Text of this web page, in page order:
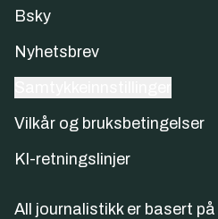
Bsky
Nyhetsbrev
Vilkår og bruksbetingelser
KI-retningslinjer
All journalistikk er basert på